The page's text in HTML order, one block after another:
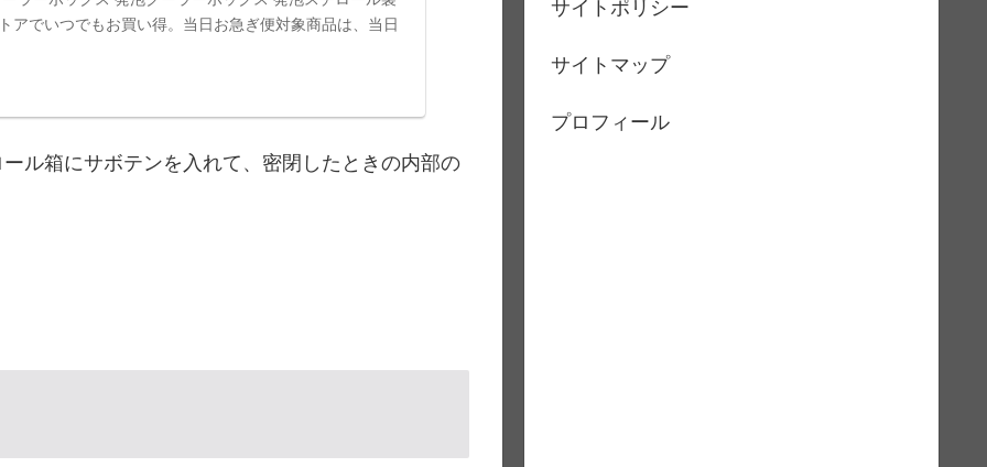
アでいつでもお買い得。当日お急ぎ便対象商品は、当日
ル箱にサボテンを入れて、密閉したときの内部の
サイトポリシー
サイトマップ
プロフィール